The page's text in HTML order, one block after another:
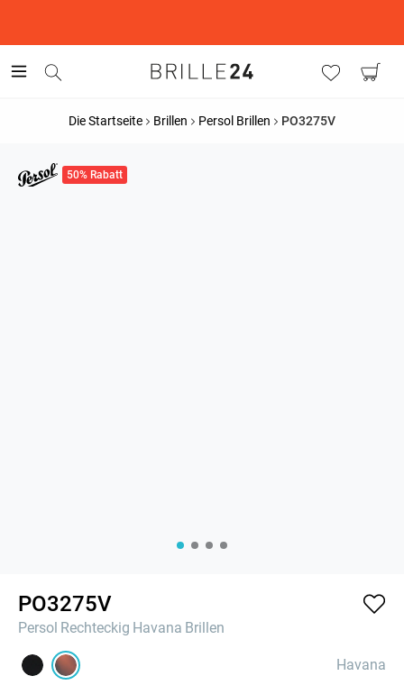
Die Startseite Brillen Persol Brillen PO3275V
50% Rabatt
PO3275V
Persol Rechteckig Havana Brillen
Havana